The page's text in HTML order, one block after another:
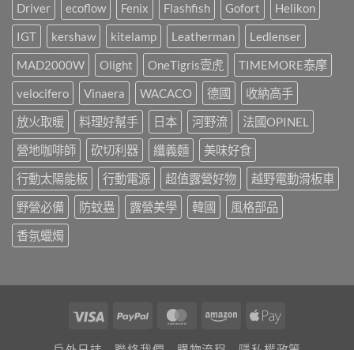
辦!!!〉
中
感，
都
是
靠
這
盞!!!〉
中
露
營
區，
3
年
間
承
載
了
許
多
人
的
戶
外
回
憶，
山
野
Driver
ecoflow Fenix Flashfish Gofort
Helikon
IGT
kershaw kitelamp Leatherman
Ledlenser
MAD2000W
Olight OneTigris壹虎
TIMEMORE泰摩
velocifero
Vinaera WACACO 德國
收納高手
放火取暖
料理好幫手 日本 河野流
法國OPINEL
營地咖啡師
砍切利器 纖義麵
美味好食
行動太陽能板
行動電源 超值露營好物
越野電動滑板車
野營必備
防蚊蟲 露營美學 韓國
風格部品
香氛蠟燭
Visa PayPal MasterCard
AmazonApple